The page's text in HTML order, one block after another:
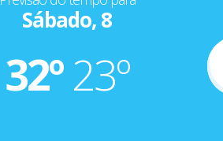
Sábado, 8
32º23º